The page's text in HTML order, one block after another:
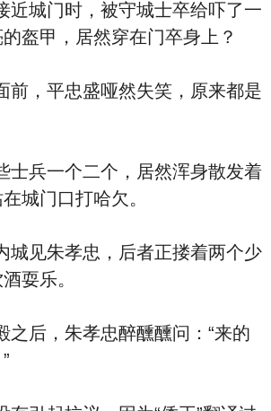
门时，被守城士卒给吓了一
盔甲，居然穿在门卒身上？
平忠盛哑然失笑，原来都是
一个二个，居然浑身散发着
城门口打哈欠。
朱孝忠，后者正搂着两个少
耍乐。
，朱孝忠醉醺醺问：“来的